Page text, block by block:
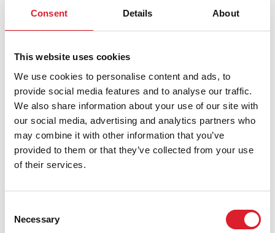
Consent Details About
This website uses cookies
We use cookies to personalise content and ads, to
provide social media features and to analyse our traffic.
We also share information about your use of our site with
our social media, advertising and analytics partners who
may combine it with other information that you’ve
provided to them or that they’ve collected from your use
of their services.
Selection
Necessary
‘Maria met kindje’, maar dan schrijft hij: Einde
werkzaamheden bij Cuypers & Co. Hij is dan 67
jaar.
De kleinzoon van Van Helden, de heer Bongaerts
uit Roermond, heeft de kist in bruikleen gegeven
beeldhouwerswerkplaats. Op een foto die is